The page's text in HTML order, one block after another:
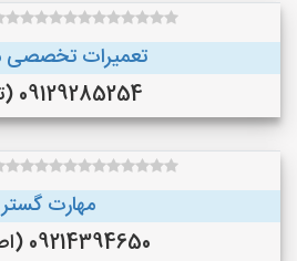
تعمیرات تخصصی
09129285254 (تهران)
مهارت گستر
09214394650 (اصفهان)